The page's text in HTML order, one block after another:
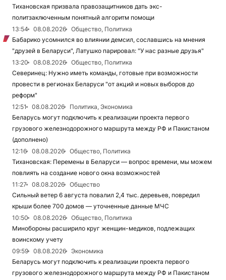
Тихановская призвала правозащитников дать экс-
политзаключенным понятный алгоритм помощи
13:54
08.08.2026
Общество, Политика
Бабарико усомнился во влиянии демсил, сославшись на мнения
"друзей в Беларуси", Латушко парировал: "У нас разные друзья"
13:20
08.08.2026
Общество, Политика
Северинец: Нужно иметь команды, готовые при возможности
провести в регионах Беларуси "от акций и новых выборов до
реформ"
12:51
08.08.2026
Политика, Экономика
Беларусь могут подключить к реализации проекта первого
грузового железнодорожного маршрута между РФ и Пакистаном
(дополнено)
12:16
08.08.2026
Общество, Политика
Тихановская: Перемены в Беларуси — вопрос времени, мы можем
повлиять на создание нового окна возможностей
11:27
08.08.2026
Общество
Сильный ветер 6 августа повалил 2,4 тыс. деревьев, повредил
крыши более 700 домов — уточненные данные МЧС
10:50
08.08.2026
Общество, Политика
Минобороны расширило круг женщин-медиков, подлежащих
воинскому учету
09:59
08.08.2026
Экономика
Беларусь могут подключить к реализации проекта первого
грузового железнодорожного маршрута между РФ и Пакистаном